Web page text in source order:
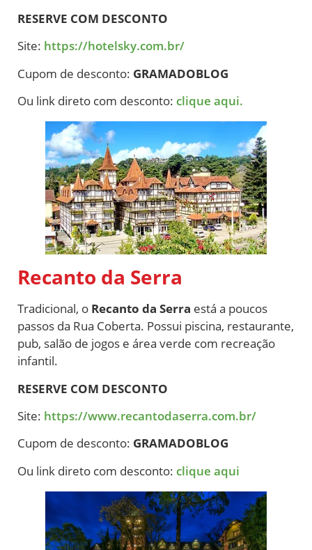
RESERVE COM DESCONTO
Site: https://hotelsky.com.br/
Cupom de desconto: GRAMADOBLOG
Ou link direto com desconto: clique aqui.
Recanto da Serra
Tradicional, o Recanto da Serra está a poucos
passos da Rua Coberta. Possui piscina, restaurante,
pub, salão de jogos e área verde com recreação
infantil.
RESERVE COM DESCONTO
Site: https://www.recantodaserra.com.br/
Cupom de desconto: GRAMADOBLOG
Ou link direto com desconto: clique aqui